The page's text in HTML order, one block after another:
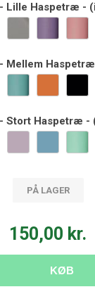
Lille Haspetræ -
Mellem
Stort Haspetræ -
PÅ LAGER
150,00 kr.
KØB